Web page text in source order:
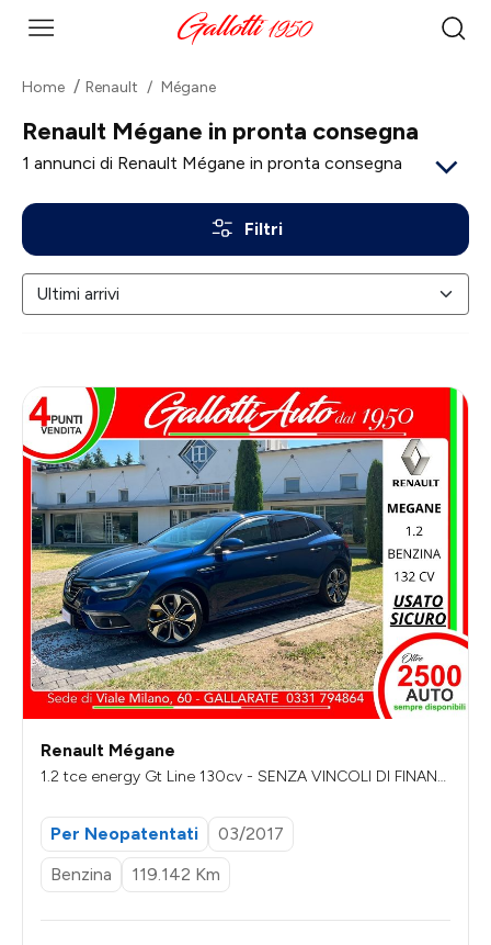
Home Renault Mégane
Renault Mégane in pronta consegna
1 annunci di Renault Mégane in pronta consegna
Filtri
Renault Mégane
1.2 tce energy Gt Line 130cv - SENZA VINCOLI DI FINANZI
Per Neopatentati
03/2017
Benzina
119.142 Km